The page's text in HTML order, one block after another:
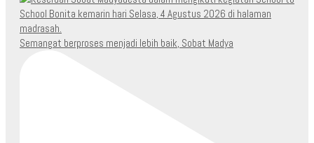
Semangat berproses menjadi lebih baik, Sobat Madya